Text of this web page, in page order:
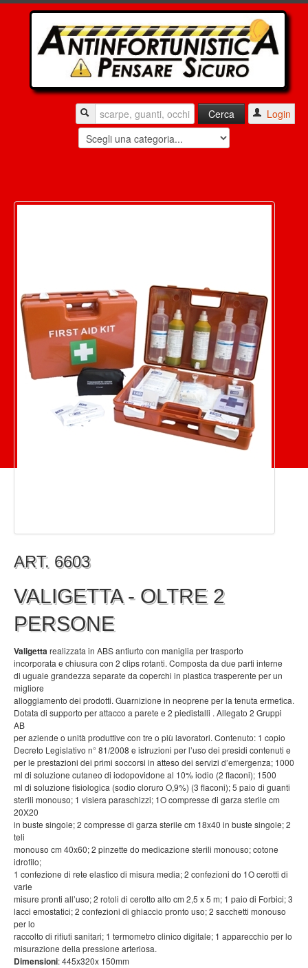
Login
ART. 6603
VALIGETTA - OLTRE 2
PERSONE
Valigettarealizzata in ABS antiurto con maniglia per trasporto
incorporata e chiusura con 2 clips rotanti. Composta da due parti interne
di uguale grandezza separate da coperchi in plastica trasperente per un
migliore
alloggiamento dei prodotti. Guarnizione in neoprene per la tenuta ermetica.
Dotata di supporto per attacco a parete e 2 piedistalli . Allegato 2 Gruppi
AB
per aziende o unità produttive con tre o più lavoratori. Contenuto: 1 copio
Decreto Legislativo n° 81/2008 e istruzioni per l’uso dei presidi contenuti e
per le prestazioni dei primi soccorsi in atteso dei servizi d’emergenza; 1000
ml di soluzione cutaneo di iodopovidone al 10% iodio (2 flaconi); 1500
ml di soluzione fisiologica (sodio cloruro O,9%) (3 flaconi); 5 paio di guanti
sterili monouso; 1 visiera paraschizzi; 1O compresse di garza sterile cm
20X20
in buste singole; 2 compresse di garza sterile cm 18x40 in buste singole; 2
teli
monouso cm 40x60; 2 pinzette do medicazione sterili monouso; cotone
idrofilo;
1 confezione di rete elastico di misura media; 2 confezioni do 1O cerotti di
varie
misure pronti all’uso; 2 rotoli di cerotto alto cm 2,5 x 5 m; 1 paio di Forbici; 3
lacci emostatici; 2 confezioni di ghiaccio pronto uso; 2 sacchetti monouso
per lo
raccolto di rifiuti sanitari; 1 termometro clinico digitale; 1 apparecchio per lo
misurazione della pressione arteriosa.
Dimensioni: 445x320x 150mm